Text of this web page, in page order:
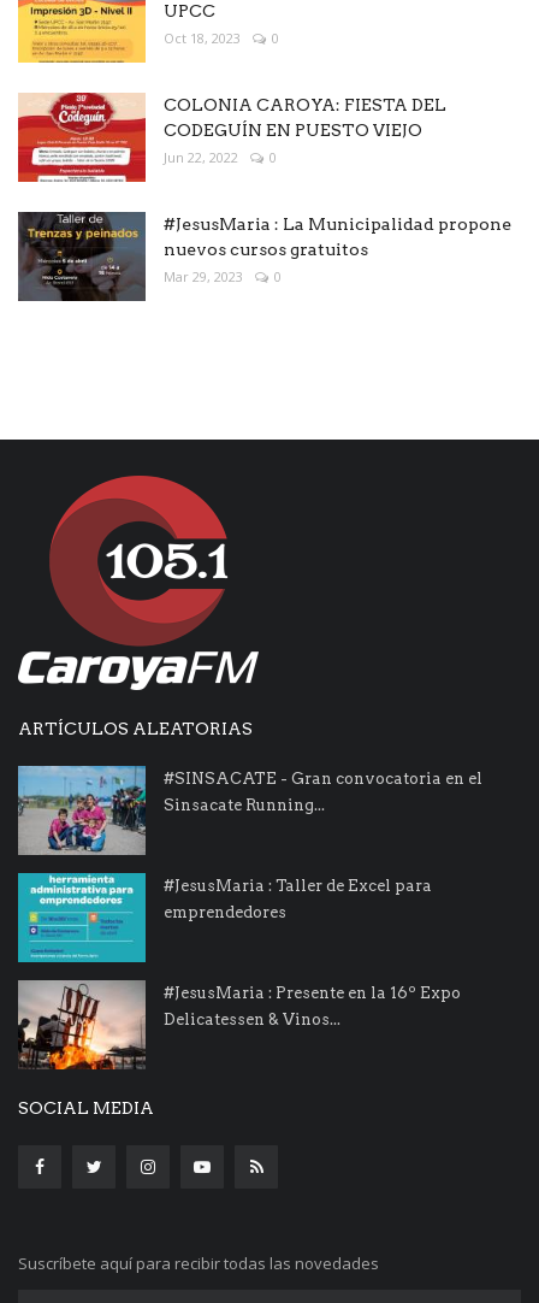
UPCC
Oct 18, 2023 0
COLONIA CAROYA: FIESTA DEL
CODEGUÍN EN PUESTO VIEJO
Jun 22, 2022 0
#JesusMaria : La Municipalidad propone
nuevos cursos gratuitos
Mar 29, 2023 0
ARTÍCULOS ALEATORIAS
#SINSACATE - Gran convocatoria en el
Sinsacate Running...
#JesusMaria : Taller de Excel para
emprendedores
#JesusMaria : Presente en la 16º Expo
Delicatessen & Vinos...
SOCIAL MEDIA
Suscríbete aquí para recibir todas las novedades